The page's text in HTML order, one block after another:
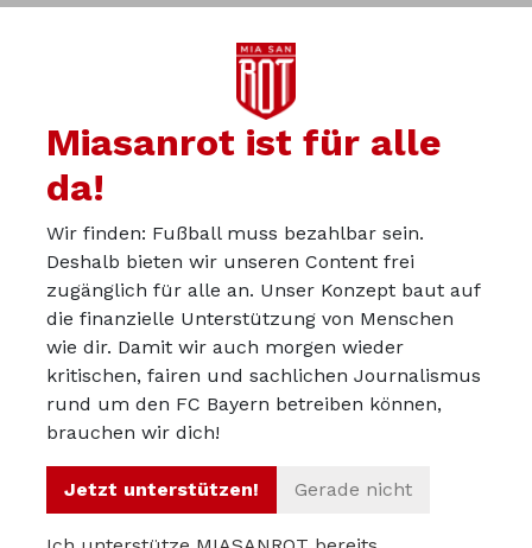
Es war nicht nur ein unglücklicher Moment, der die
Saison ‚ruiniert‘ hat. Es war eine sehr schlechte
Rückrunde unter einem Trainer, der in entscheidenden
KO-Spielen keine Lösungen hatte.
Du kannst in der Miasanrot-
Kurve mitdiskutieren:
kurve.miasanrot.de
Werbepartner werden
Datenschutz
Miasanrot ist für alle
da!
Wir finden: Fußball muss bezahlbar sein.
Deshalb bieten wir unseren Content frei
zugänglich für alle an. Unser Konzept baut auf
die finanzielle Unterstützung von Menschen
wie dir. Damit wir auch morgen wieder
kritischen, fairen und sachlichen Journalismus
rund um den FC Bayern betreiben können,
brauchen wir dich!
Jetzt unterstützen! Gerade nicht